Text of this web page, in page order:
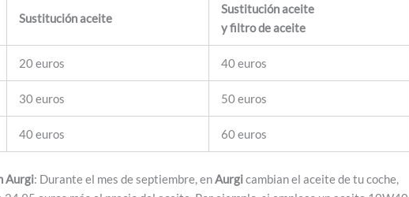
Sustitución aceite
Sustitución aceite
y filtro de aceite
20 euros 40 euros
30 euros 50 euros
40 euros 60 euros
Aurgi: Durante el mes de septiembre, enAurgicambian el aceite de tu coche,